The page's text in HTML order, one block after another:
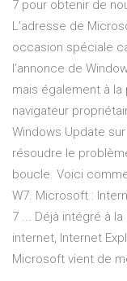
7 pour obtenir de
L’adresse de
occasion spéciale
l’annonce de
mais également à la
navigateur
Windows Update
résoudre le
boucle. Voici
W7. Microsoft :
7 ... Déjà intégré à
internet, Internet
Microsoft vient de